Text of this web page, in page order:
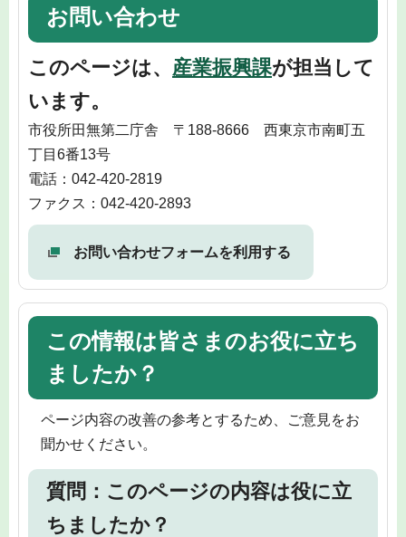
お問い合わせ
このページは、 産業振興課が担当して
います。
市役所田無第二庁舎 〒188-8666 西東京市南町五
丁目6番13号
電話：042-420-2819
ファクス：042-420-2893
お問い合わせフォームを利用する
この情報は皆さまのお役に立ち
ましたか？
ページ内容の改善の参考とするため、ご意見をお
聞かせください。
質問：このページの内容は役に立
ちましたか？